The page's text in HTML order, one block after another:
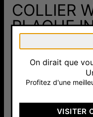
COLLIER
PLAQUE
BLANC 14
500 €
Pay with Klarna
4.3
3
Sélectionnez le nombre
On dirait que
Profitez d'une
VISITER